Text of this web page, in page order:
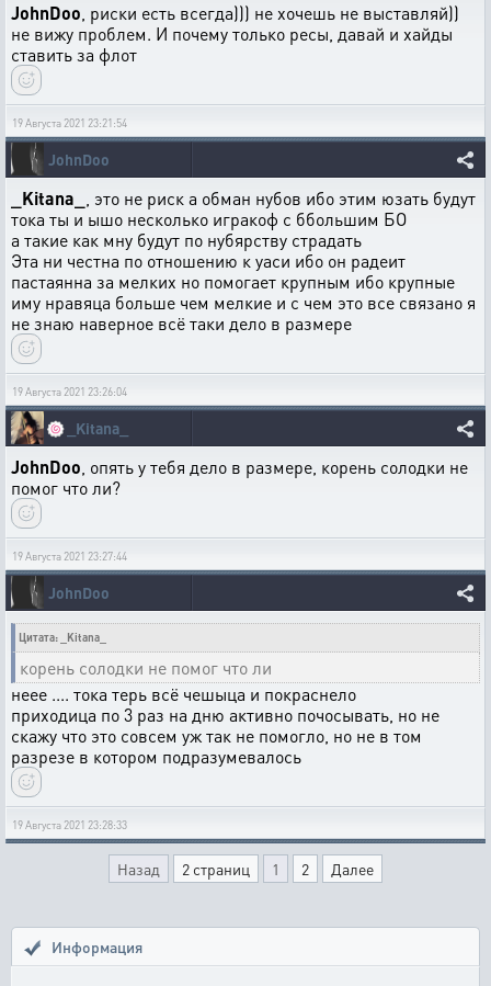
JohnDoo , риски есть всегда))) не хочешь не выставляй))
не вижу проблем. И почему только ресы, давай и хайды
ставить за флот
19 Августа 2021 23:21:54
JohnDoo
_Kitana_
, это не риск а обман нубов ибо этим юзать будут
тока ты и ышо несколько игракоф с ббольшим БО
а такие как мну будут по нубярству страдать
Эта ни честна по отношению к уаси ибо он радеит
пастаянна за мелких но помогает крупным ибо крупные
иму нравяца больше чем мелкие и с чем это все связано я
не знаю наверное всё таки дело в размере
19 Августа 2021 23:26:04
🍥 _Kitana_
JohnDoo , опять у тебя дело в размере, корень солодки не
помог что ли?
19 Августа 2021 23:27:44
JohnDoo
Цитата: _Kitana_
корень солодки не помог что ли
неее .... тока терь всё чешыца и покраснело
приходица по 3 раз на дню активно почосывать, но не
скажу что это совсем уж так не помогло, но не в том
разрезе в котором подразумевалось
19 Августа 2021 23:28:33
Назад 2 страниц 1 2 Далее
Информация